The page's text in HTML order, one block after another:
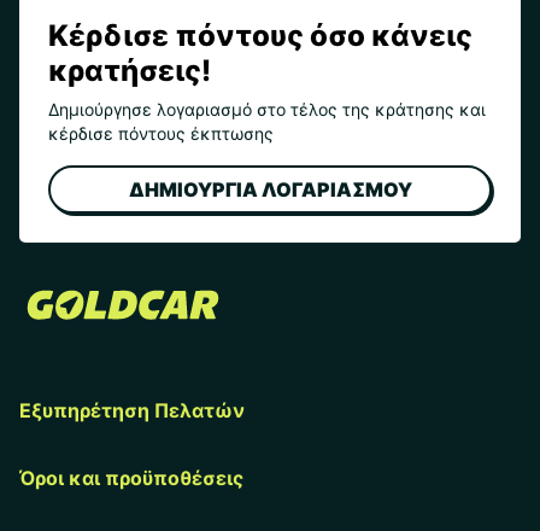
Κέρδισε πόντους όσο κάνεις
κρατήσεις!
Δημιούργησε λογαριασμό στο τέλος της κράτησης και
κέρδισε πόντους έκπτωσης
ΔΗΜΙΟΥΡΓΙΑ ΛΟΓΑΡΙΑΣΜΟΥ
Εξυπηρέτηση Πελατών
Όροι και προϋποθέσεις